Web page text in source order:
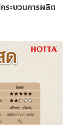
ระบวนการผลิต